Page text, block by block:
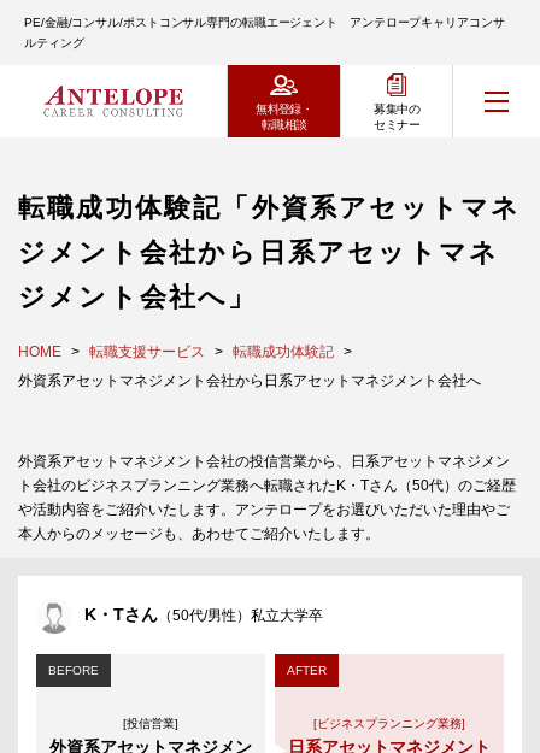
PE/金融/コンサル/ポストコンサル専門の転職エージェント アンテロープキャリアコンサ
ルティング
無料登録・
転職相談
募集中の
セミナー
転職成功体験記「外資系アセットマネ
ジメント会社から日系アセットマネ
ジメント会社へ」
HOME 転職支援サービス
転職成功体験記
外資系アセットマネジメント会社から日系アセットマネジメント会社へ
外資系アセットマネジメント会社の投信営業から、日系アセットマネジメン
ト会社のビジネスプランニング業務へ転職されたK・Tさん（50代）のご経歴
や活動内容をご紹介いたします。アンテロープをお選びいただいた理由やご
本人からのメッセージも、あわせてご紹介いたします。
K・Tさん （50代/男性）私立大学卒
BEFORE
[投信営業]
外資系アセットマネジメン
AFTER
[ビジネスプランニング業務]
日系アセットマネジメント